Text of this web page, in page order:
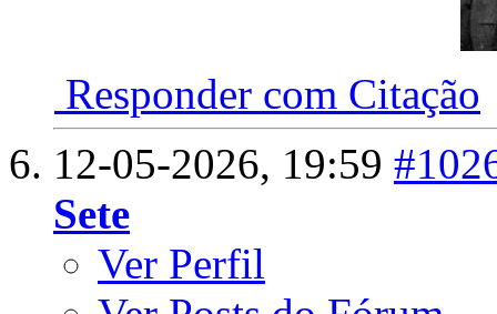
Responder com Citação
12-05-2026, 19:59
Sete
Ver Perfil